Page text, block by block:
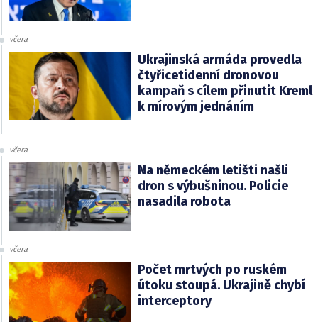
včera
Ukrajinská armáda provedla
čtyřicetidenní dronovou
kampaň s cílem přinutit Kreml
k mírovým jednáním
včera
Na německém letišti našli
dron s výbušninou. Policie
nasadila robota
včera
Počet mrtvých po ruském
útoku stoupá. Ukrajině chybí
interceptory